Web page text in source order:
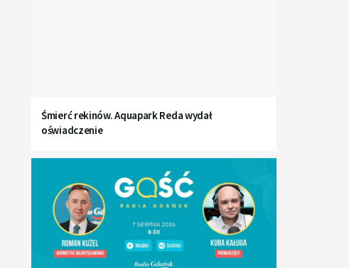
Śmierć rekinów. Aquapark Reda wydał
oświadczenie